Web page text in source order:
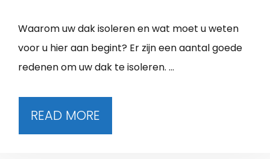
Waarom uw dak isoleren en wat moet u weten
voor u hier aan begint? Er zijn een aantal goede
redenen om uw dak te isoleren. …
READ MORE